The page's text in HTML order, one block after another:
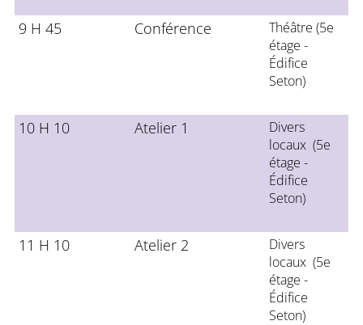
9 H 45 Conférence
Théâtre (5e
étage -
Édifice
Seton)
10 H 10 Atelier 1
Divers
locaux (5e
étage -
Édifice
Seton)
11 H 10 Atelier 2
Divers
locaux (5e
étage -
Édifice
Seton)